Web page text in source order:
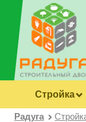
Стройка
Радуга